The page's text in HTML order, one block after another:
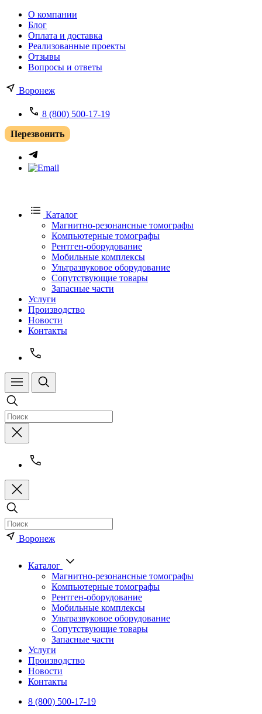
О компании
Блог
Оплата и доставка
Реализованные проекты
Отзывы
Вопросы и ответы
Воронеж
8 (800) 500-17-19
Перезвонить
Каталог
Магнитно-резонансные томографы
Компьютерные томографы
Рентген-оборудование
Мобильные комплексы
Ультразвуковое оборудование
Сопутствующие товары
Запасные части
Услуги
Производство
Новости
Контакты
Воронеж
Каталог
Магнитно-резонансные томографы
Компьютерные томографы
Рентген-оборудование
Мобильные комплексы
Ультразвуковое оборудование
Сопутствующие товары
Запасные части
Услуги
Производство
Новости
Контакты
8 (800) 500-17-19